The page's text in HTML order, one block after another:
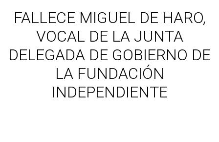
FALLECE MIGUEL DE HARO,
VOCAL DE LA JUNTA
DELEGADA DE GOBIERNO DE
LA FUNDACIÓN
INDEPENDIENTE